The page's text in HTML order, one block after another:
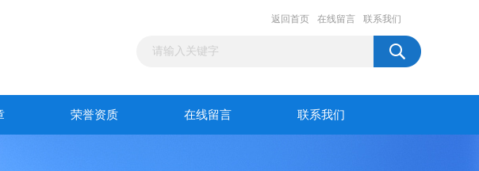
返回首页 在线留言 联系我们
荣誉资质 在线留言 联系我们